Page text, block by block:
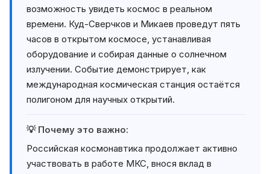
возможность увидеть космос в реальном
времени. Куд-Сверчков и Микаев проведут пять
часов в открытом космосе, устанавливая
оборудование и собирая данные о солнечном
излучении. Событие демонстрирует, как
международная космическая станция остаётся
полигоном для научных открытий.
💡 Почему это важно:
Российская космонавтика продолжает активно
участвовать в работе МКС, внося вклад в